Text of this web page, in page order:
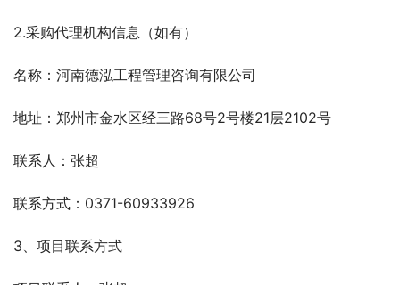
2.采购代理机构信息（如有）
名称：河南德泓工程管理咨询有限公司
地址：郑州市金水区经三路68号2号楼21层2102号
联系人：张超
联系方式：0371-60933926
3、项目联系方式